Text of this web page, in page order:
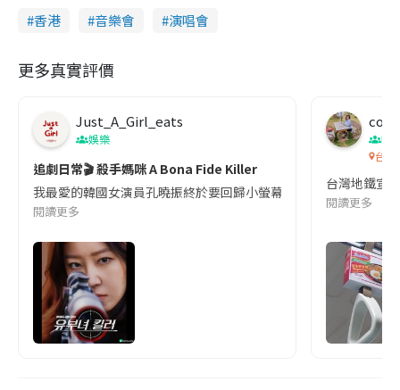
香港 音樂會 演唱會
更多真實評價
Just_A_Girl_eats
娛樂
追劇日常🎬 殺手媽咪 A Bona Fide Killer
我最愛的韓國女演員孔曉振終於要回歸小螢幕啦!這次的劇本改編
閱讀更多
co
吹
台灣
台灣地鐵宣
閱讀更多